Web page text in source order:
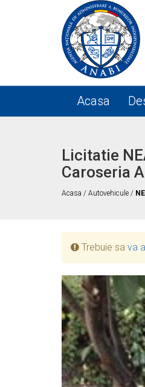
Acasa
Licitatie
Caroseria
Acasa / Autovehicule /
Trebuie sa va